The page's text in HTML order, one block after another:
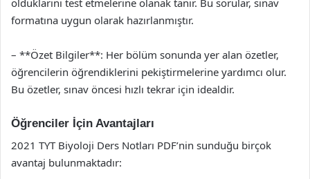
formatına uygun olarak hazırlanmıştır.
– **Özet Bilgiler**: Her bölüm sonunda yer alan özetler,
öğrencilerin öğrendiklerini pekiştirmelerine yardımcı olur.
Bu özetler, sınav öncesi hızlı tekrar için idealdir.
Öğrenciler İçin Avantajları
2021 TYT Biyoloji Ders Notları PDF’nin sunduğu birçok
avantaj bulunmaktadır: